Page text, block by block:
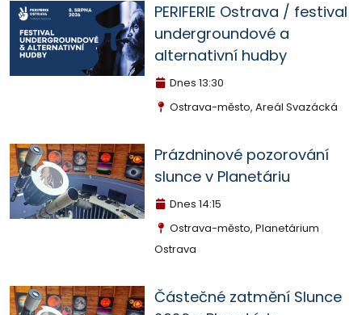
PERIFERIE Ostrava / festival
undergroundové a
alternativní hudby
Dnes 13:30
Ostrava-město, Areál Svazácká
Prázdninové pozorování
slunce v Planetáriu
Dnes 14:15
Ostrava-město, Planetárium
Ostrava
Částečné zatmění Slunce